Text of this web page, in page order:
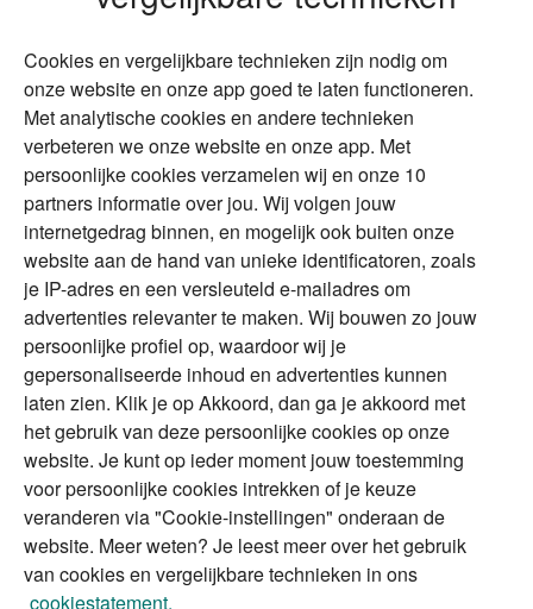
Wonen
Schenken
Duurzaam
Vermogensplanning
Tweede huis in
buitenland
DGA
Erfenis
Over Financial Focus
Specialisten
Financial Focus
magazine
The Exit Years
Contact
Alles voor en over vermogenden.
Over ABN AMRO Veiligheid
Privacy & Cookies
Toegankelijkheid
Disclaimer RSS
Cookies en vergelijkbare technieken zijn nodig om
onze website en onze app goed te laten functioneren.
Met analytische cookies en andere technieken
verbeteren we onze website en onze app. Met
persoonlijke cookies verzamelen wij en onze 10
partners informatie over jou. Wij volgen jouw
internetgedrag binnen, en mogelijk ook buiten onze
website aan de hand van unieke identificatoren, zoals
je IP-adres en een versleuteld e-mailadres om
advertenties relevanter te maken. Wij bouwen zo jouw
persoonlijke profiel op, waardoor wij je
gepersonaliseerde inhoud en advertenties kunnen
laten zien. Klik je op Akkoord, dan ga je akkoord met
het gebruik van deze persoonlijke cookies op onze
website. Je kunt op ieder moment jouw toestemming
voor persoonlijke cookies intrekken of je keuze
veranderen via "Cookie-instellingen" onderaan de
website. Meer weten? Je leest meer over het gebruik
van cookies en vergelijkbare technieken in ons
cookiestatement.